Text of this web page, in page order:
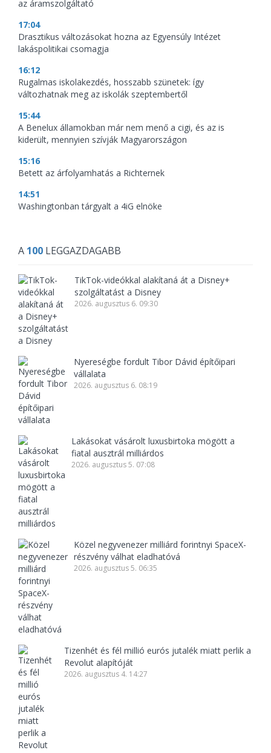
az áramszolgáltató
17:04
Drasztikus változásokat hozna az Egyensúly Intézet
lakáspolitikai csomagja
16:12
Rugalmas iskolakezdés, hosszabb szünetek: így
változhatnak meg az iskolák szeptembertől
15:44
A Benelux államokban már nem menő a cigi, és az is
kiderült, mennyien szívják Magyarországon
15:16
Betett az árfolyamhatás a Richternek
14:51
Washingtonban tárgyalt a 4iG elnöke
A 100 LEGGAZDAGABB
TikTok-videókkal alakítaná át a Disney+
szolgáltatást a Disney
2026. augusztus 6. 09:30
Nyereségbe fordult Tibor Dávid építőipari
vállalata
2026. augusztus 6. 08:19
Lakásokat vásárolt luxusbirtoka mögött a
fiatal ausztrál milliárdos
2026. augusztus 5. 07:08
Közel negyvenezer milliárd forintnyi SpaceX-
részvény válhat eladhatóvá
2026. augusztus 5. 06:35
Tizenhét és fél millió eurós jutalék miatt perlik a
Revolut alapítóját
2026. augusztus 4. 14:27